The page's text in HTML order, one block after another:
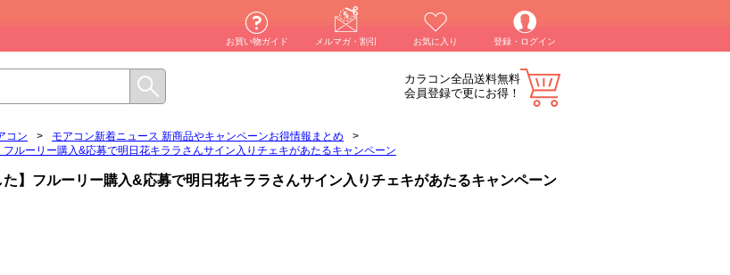
お買い物ガイド メルマガ・割引 お気に入り 登録・ログイン
カラコン全品送料無料
会員登録で更にお得！
コン > モアコン新着ニュース 新商品やキャンペーンお得情報まとめ
>
フルーリー購入&応募で明日花キララさんサイン入りチェキがあたるキャンペーン
た】フルーリー購入&応募で明日花キララさんサイン入りチェキがあたるキャンペーン